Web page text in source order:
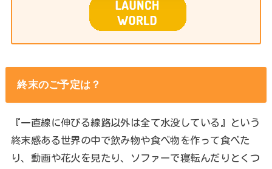
終末のご予定は？
『一直線に伸びる線路以外は全て水没している』という
終末感ある世界の中で飲み物や食べ物を作って食べた
り、動画や花火を見たり、ソファーで寝転んだりとくつ